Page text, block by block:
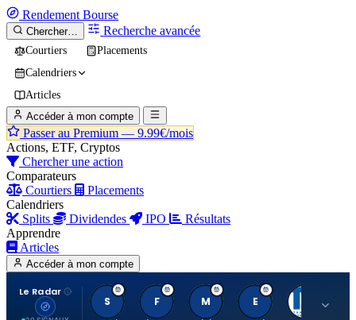
Rendement Bourse
Chercher… Recherche avancée
Courtiers
Placements
Calendriers
Articles
Accéder à mon compte
Passer au Premium — 9.99€/mois
Actions, ETF, Cryptos
Chercher une action
Comparateurs
Courtiers
Placements
Calendriers
Splits
Dividendes IPO
Résultats
Apprendre
Articles
Accéder à mon compte
Le Radar
S F M E